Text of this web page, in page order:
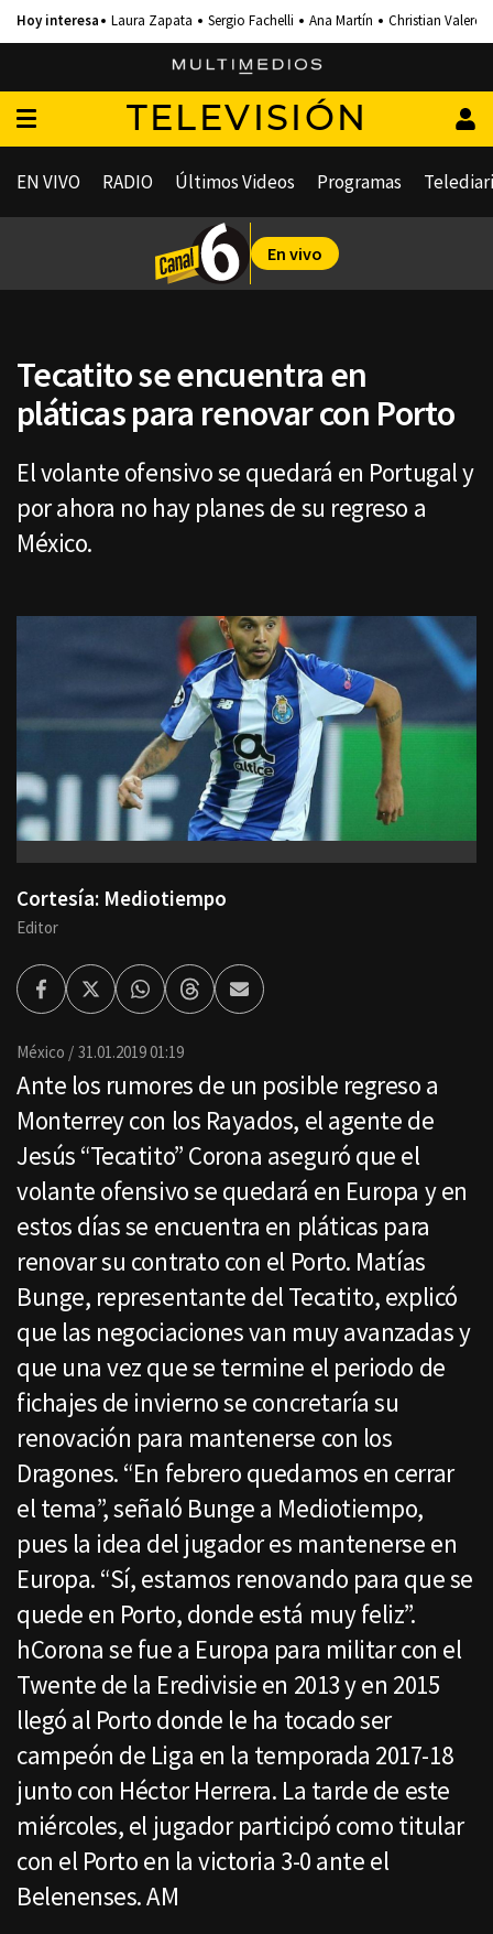
Laura Zapata Sergio Fachelli Ana Martín Christian Valero
TELEVISIÓN
EN VIVO RADIO Últimos Videos Programas
En vivo
Tecatito se encuentra en
pláticas para renovar con Porto
El volante ofensivo se quedará en Portugal y
por ahora no hay planes de su regreso a
México.
Cortesía: Mediotiempo
Editor
FacebookTwitterWhatsappThreadsEnviar
por
México 31.01.2019 01:19
Ante los rumores de un posible regreso a
Monterrey con los Rayados, el agente de
Jesús “Tecatito” Corona aseguró que el
volante ofensivo se quedará en Europa y en
estos días se encuentra en pláticas para
renovar su contrato con el Porto. Matías
Bunge, representante del Tecatito, explicó
que las negociaciones van muy avanzadas y
que una vez que se termine el periodo de
fichajes de invierno se concretaría su
renovación para mantenerse con los
Dragones. “En febrero quedamos en cerrar
el tema”, señaló Bunge a Mediotiempo,
pues la idea del jugador es mantenerse en
Europa. “Sí, estamos renovando para que se
quede en Porto, donde está muy feliz”.
hCorona se fue a Europa para militar con el
Twente de la Eredivisie en 2013 y en 2015
llegó al Porto donde le ha tocado ser
campeón de Liga en la temporada 2017-18
junto con Héctor Herrera. La tarde de este
miércoles, el jugador participó como titular
con el Porto en la victoria 3-0 ante el
Belenenses. AM